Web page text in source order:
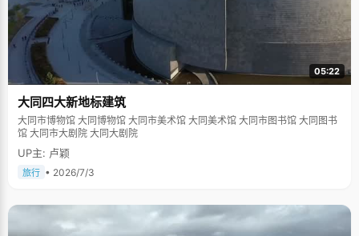
05:22
大同四大新地标建筑
大同市博物馆 大同博物馆 大同市美术馆 大同美术馆 大同市图书馆 大同图书
馆 大同市大剧院 大同大剧院
UP主: 卢颖
旅行 • 2026/7/3